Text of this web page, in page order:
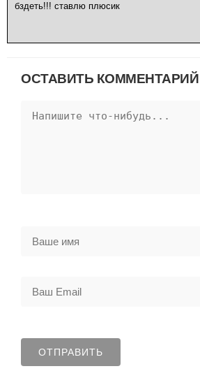
бздеть!!! ставлю плюсик
ОСТАВИТЬ КОММЕНТАРИЙ